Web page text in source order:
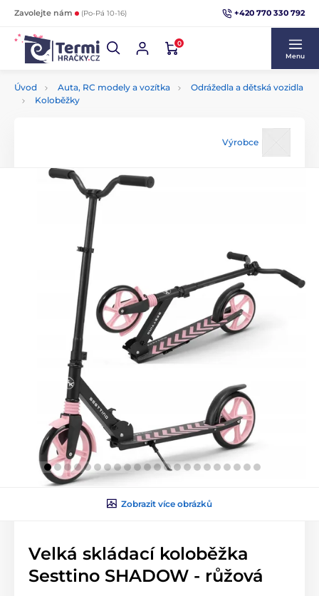
Zavolejte nám (Po-Pá 10-16) +420 770 330 792
0
Menu
Úvod Auta, RC modely a vozítka
Odrážedla a dětská vozidla
Koloběžky
Výrobce
Zobrazit více obrázků
Velká skládací koloběžka
Sesttino SHADOW - růžová